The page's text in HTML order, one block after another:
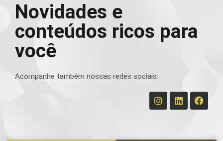
Novidades e
conteúdos ricos para
você
Acompanhe também nossas redes sociais: